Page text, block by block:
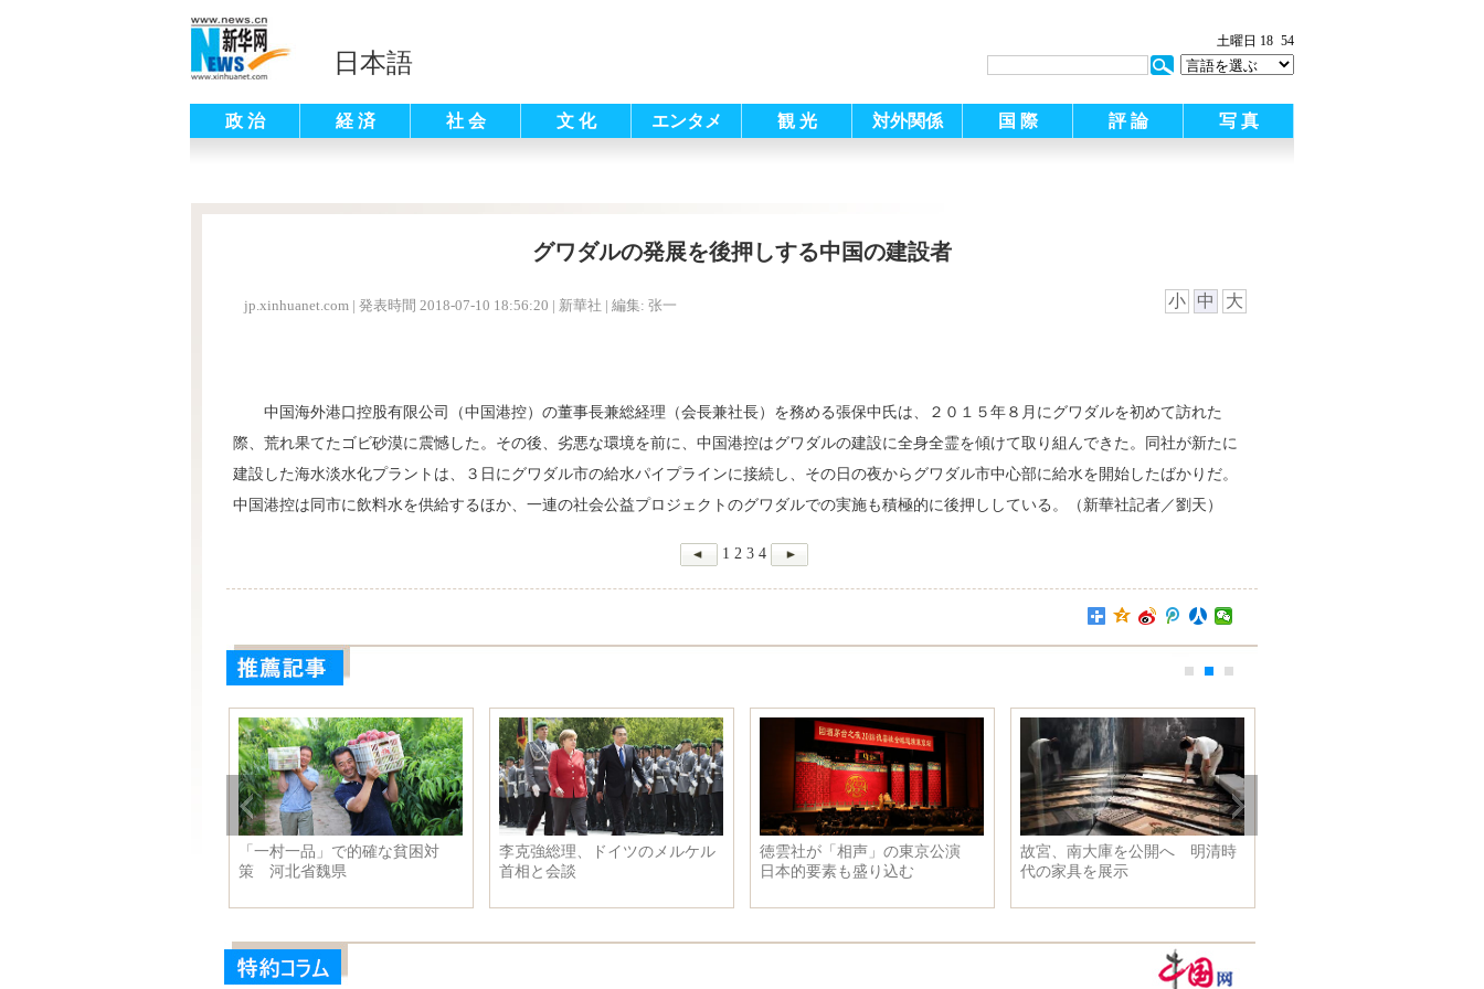
日本語
土曜日 18 54
政 治 経 済 社 会 文 化 エンタメ 観 光 対外関係 国 際 評 論 写 真
グワダルの発展を後押しする中国の建設者
jp.xinhuanet.com | 発表時間 2018-07-10 18:56:20 | 新華社 | 編集: 张一 小 中 大
中国海外港口控股有限公司（中国港控）の董事長兼総経理（会長兼社長）を務める張保中氏は、２０１５年８月にグワダルを初めて訪れた
際、荒れ果てたゴビ砂漠に震憾した。その後、劣悪な環境を前に、中国港控はグワダルの建設に全身全霊を傾けて取り組んできた。同社が新たに
建設した海水淡水化プラントは、３日にグワダル市の給水パイプラインに接続し、その日の夜からグワダル市中心部に給水を開始したばかりだ。
中国港控は同市に飲料水を供給するほか、一連の社会公益プロジェクトのグワダルでの実施も積極的に後押ししている。（新華社記者／劉天）
1 2 3 4
「一村一品」で的確な貧困対
策 河北省魏県
李克強総理、ドイツのメルケル
首相と会談
徳雲社が「相声」の東京公演
日本的要素も盛り込む
故宮、南大庫を公開へ 明清時
代の家具を展示